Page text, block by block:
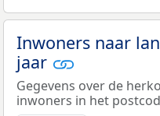
Inwoners naar
jaar
Gegevens over de
inwoners in het